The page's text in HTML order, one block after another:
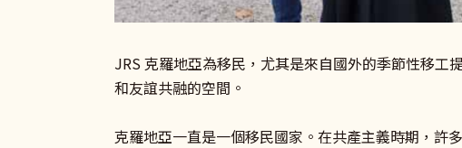
JRS 克羅地亞為移民，尤其是來自國外的季節性移
和友誼共融的空間。
克羅地亞一直是一個移民國家。在共產主義時期，許